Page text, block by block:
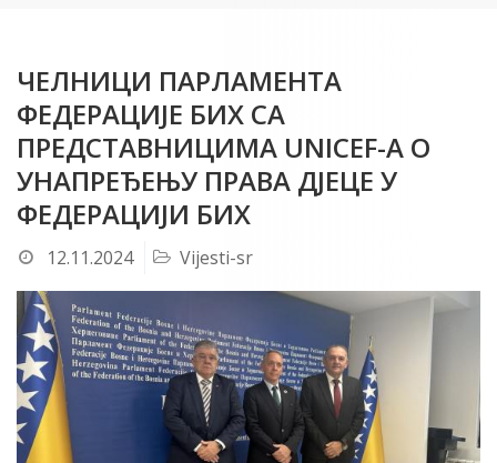
ЧЕЛНИЦИ ПАРЛАМЕНТА
ФЕДЕРАЦИЈЕ БИХ СA
ПРЕДСТАВНИЦИМА UNICEF-A О
УНАПРЕЂЕЊУ ПРАВА ДЈЕЦЕ У
ФЕДЕРАЦИЈИ БИХ
12.11.2024 Vijesti-sr